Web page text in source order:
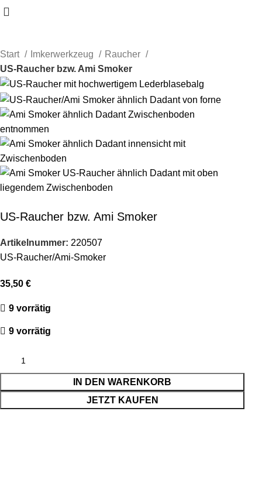
Start Imkerwerkzeug
Raucher
US-Raucher bzw. Ami Smoker
US-Raucher bzw. Ami Smoker
Artikelnummer: 220507
US-Raucher/Ami-Smoker
35,50€
9 vorrätig
9 vorrätig
IN DEN WARENKORB
JETZT KAUFEN